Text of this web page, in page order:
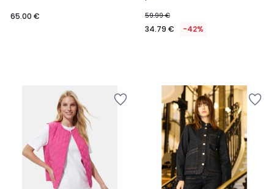
65.00 € 59.99 €
34.79 € -42%